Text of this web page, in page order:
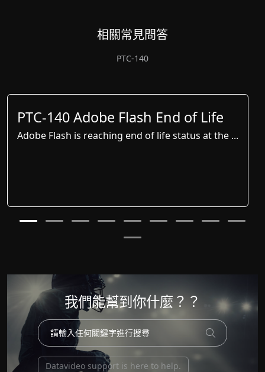
相關常見問答
PTC-140
PTC-140 Adobe Flash End of Life
Adobe Flash is reaching end of life status at the ...
我們能幫到你什麼？？
Datavideo support is here to help.